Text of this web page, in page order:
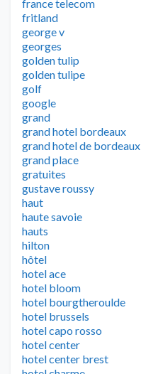
france telecom
fritland
george v
georges
golden tulip
golden tulipe
golf
google
grand
grand hotel bordeaux
grand hotel de bordeaux
grand place
gratuites
gustave roussy
haut
haute savoie
hauts
hilton
hôtel
hotel ace
hotel bloom
hotel bourgtheroulde
hotel brussels
hotel capo rosso
hotel center
hotel center brest